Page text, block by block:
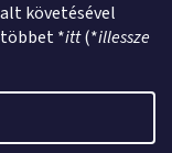
követésével
*itt(*illessze
fenntartva.